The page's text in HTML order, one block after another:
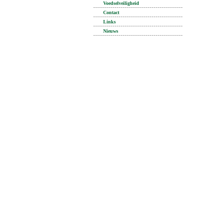
Voedselveiligheid
Contact
Links
Nieuws